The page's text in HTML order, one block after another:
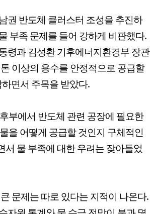
권 반도체 클러스터 조성을 추진하
부족 문제를 들어 강하게 비판했다.
령과 김성환 기후에너지환경부 장관
이상의 용수를 안정적으로 공급할
면서 주목을 받았다.
부에서 반도체 관련 공장에 필요한
을 어떻게 공급할 것인지 구체적인
서 물 부족에 대한 우려는 잦아들었
문제는 따로 있다는 지적이 나온다.